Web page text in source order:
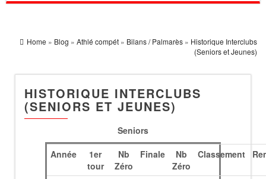
Home » Blog » Athlé compét » Bilans / Palmarès » Historique Interclubs
(Seniors et Jeunes)
HISTORIQUE INTERCLUBS
(SENIORS ET JEUNES)
Seniors
Année
1er
tour
Nb
Zéro
Finale
Nb
Zéro
Classement